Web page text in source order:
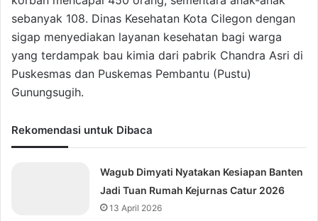
sebanyak 108. Dinas Kesehatan Kota Cilegon dengan
sigap menyediakan layanan kesehatan bagi warga
yang terdampak bau kimia dari pabrik Chandra Asri di
Puskesmas dan Puskemas Pembantu (Pustu)
Gunungsugih.
Rekomendasi untuk Dibaca
Wagub Dimyati Nyatakan Kesiapan Banten
Jadi Tuan Rumah Kejurnas Catur 2026
13 April 2026